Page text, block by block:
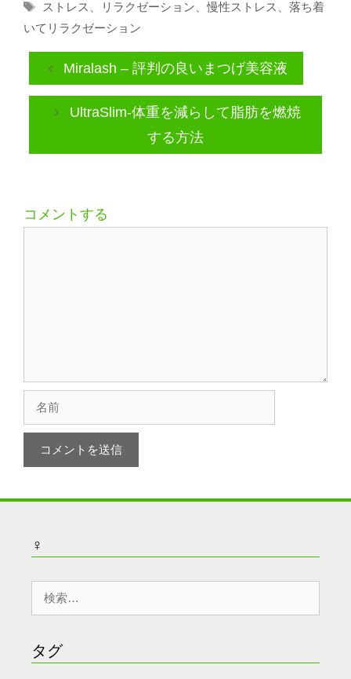
リ
ー
タ
グ
ストレス リラクゼーション 、慢性ストレス
落ち着
いてリラクゼーション
Miralash – 評判の良いまつげ美容液
UltraSlim-体重を減らして脂肪を燃焼
する方法
コメントする
♀
タグ